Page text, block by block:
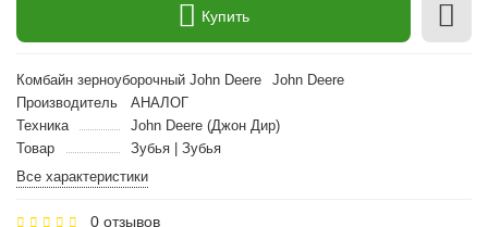
Купить
Комбайн зерноуборочный John Deere
John Deere
Производитель
АНАЛОГ
Техника
John Deere (Джон Дир)
Товар
Зубья | Зубья
Все характеристики
0 отзывов